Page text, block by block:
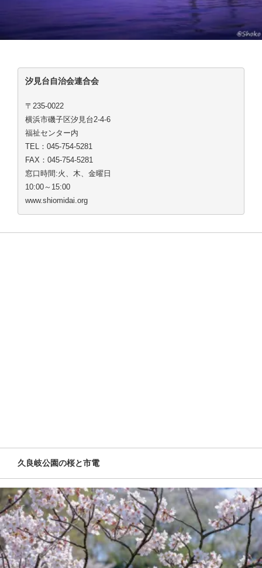
汐見台自治会連合会
〒235-0022
横浜市磯子区汐見台2-4-6
福祉センター内
TEL：045-754-5281
FAX：045-754-5281
窓口時間:火、木、金曜日
10:00～15:00
www.shiomidai.org
久良岐公園の桜と市電